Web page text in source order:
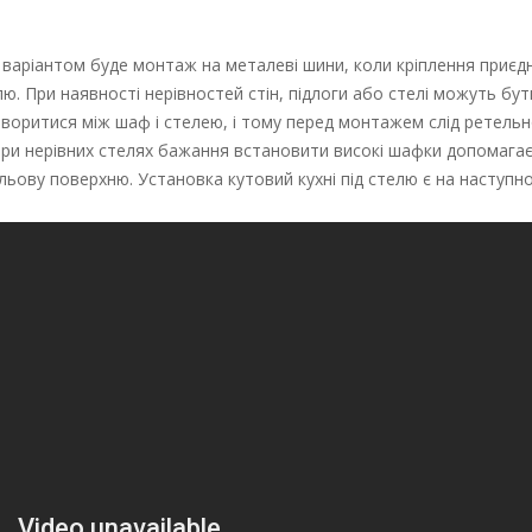
буде монтаж на металеві шини, коли кріплення
При наявності нерівностей стін, підлоги або стелі можуть
між шаф і стелею, і тому перед монтажем слід
нерівних стелях бажання встановити високі шафки
поверхню. Установка кутовий кухні під стелю є на